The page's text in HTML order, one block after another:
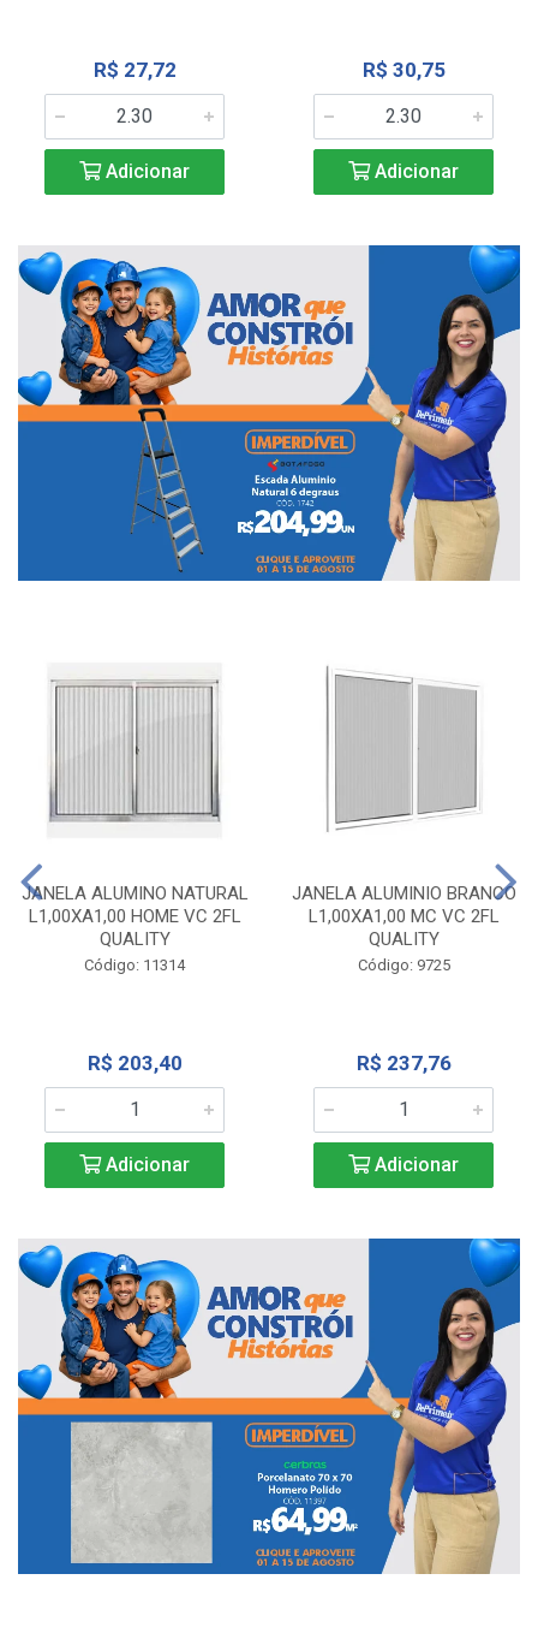
R$ 27,72
Adicionar
R$ 30,75
Adicionar
JANELA ALUMINO NATURAL
L1,00XA1,00 HOME VC 2FL
QUALITY
Código: 11314
R$ 203,40
Adicionar
JANELA ALUMINIO BRANCO
L1,00XA1,00 MC VC 2FL
QUALITY
Código: 9725
R$ 237,76
Adicionar